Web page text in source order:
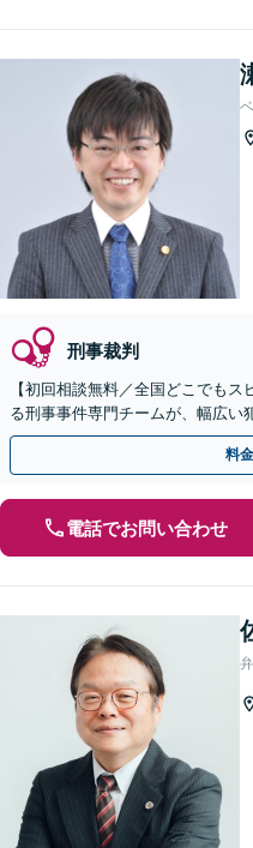
刑事裁判
【初回相談無料／全国どこでも
る刑事事件専門チームが、幅広い
料
電話でお問い合わせ